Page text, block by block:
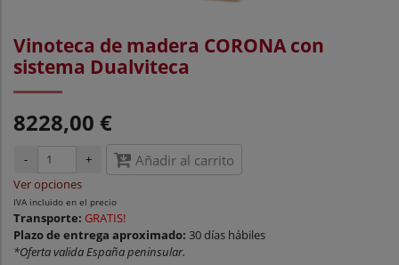
Vinoteca de madera CORONA con
sistema Dualviteca
8228,00 €
- + Añadir al carrito
Ver opciones
IVA incluido en el precio
Transporte: GRATIS!
Plazo de entrega aproximado: 30 días hábiles
*Oferta valida España peninsular.